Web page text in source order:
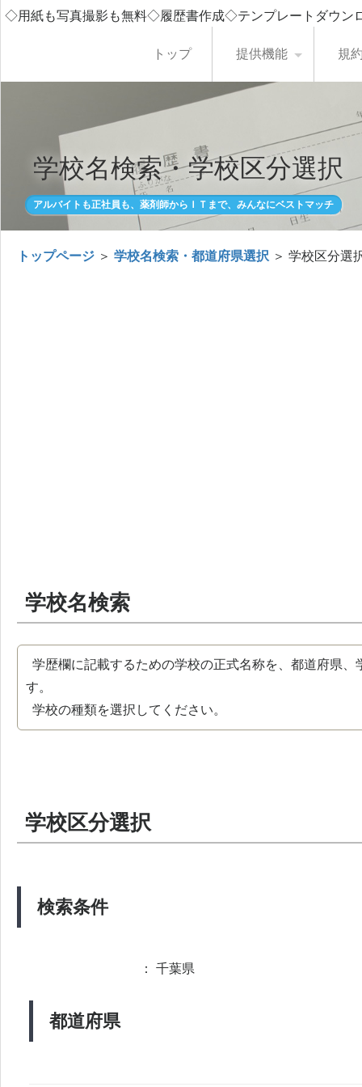
◇用紙も写真撮影も無料◇履歴書作成◇テンプレートダウ
トップ 提供機能 規
学校名検索・学校区分選択
アルバイトも正社員も、薬剤師からＩＴまで、みんなにベストマッチ
トップページ ＞ 学校名検索・都道府県選択 ＞ 学校区分選
学校名検索
学歴欄に記載するための学校の正式名称を、都道府県
す。
学校の種類を選択してください。
学校区分選択
検索条件
都道府県
： 千葉県